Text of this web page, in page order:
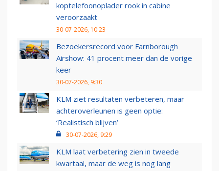
koptelefoonoplader rook in cabine
veroorzaakt
30-07-2026, 10:23
Bezoekersrecord voor Farnborough
Airshow: 41 procent meer dan de vorige
keer
30-07-2026, 9:30
KLM ziet resultaten verbeteren, maar
achteroverleunen is geen optie:
‘Realistisch blijven’
30-07-2026, 9:29
KLM laat verbetering zien in tweede
kwartaal, maar de weg is nog lang